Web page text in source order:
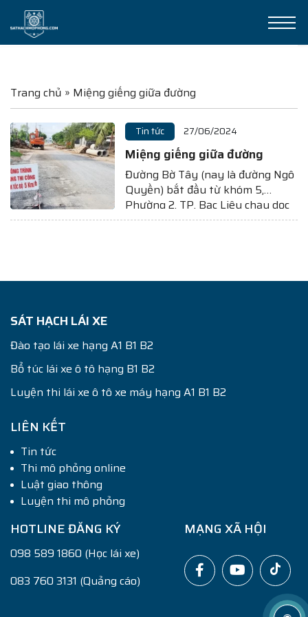
Trang chủ » Miệng giếng giữa đường
Tin tức 27/06/2024
Miệng giếng giữa đường
Đường Bờ Tây (nay là đường Ngô
Quyền) bắt đầu từ khóm 5,
Phường 2, TP. Bạc Liêu chạy dọc
kênh 30/4, hướng ra phường Nhà
xe....
SÁT HẠCH LÁI XE
Đào tạo lái xe hạng A1 B1 B2
Bổ túc lái xe ô tô hạng B1 B2
Luyện thi lái xe ô tô xe máy hạng A1 B1 B2
LIÊN KẾT
Tin tức
Thi mô phỏng online
Luật giao thông
Luyện thi mô phỏng
HOTLINE ĐĂNG KÝ
098 589 1860 (Học lái xe)
083 760 3131 (Quảng cáo)
MẠNG XÃ HỘI